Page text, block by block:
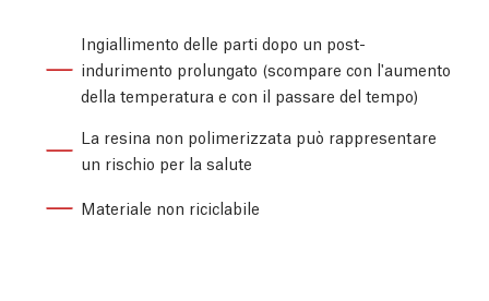
Ingiallimento delle parti dopo un post-
indurimento prolungato (scompare con l'aumento
della temperatura e con il passare del tempo)
La resina non polimerizzata può rappresentare
un rischio per la salute
Materiale non riciclabile